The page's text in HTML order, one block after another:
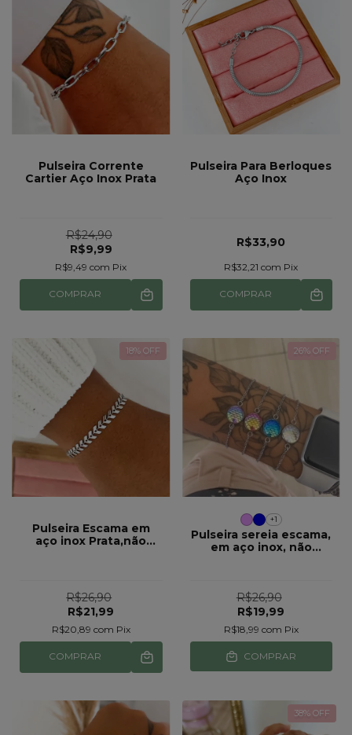
Pulseira Corrente
Cartier Aço Inox Prata
R$24,90
R$9,99
R$9,49com Pix
COMPRAR
Pulseira Para Berloques
Aço Inox
R$33,90
R$32,21com Pix
COMPRAR
18% OFF
Pulseira Escama em
aço inox Prata,não
R$26,90
R$21,99
R$20,89 com Pix
COMPRAR
26% OFF
+1
Pulseira sereia escama,
em aço inox, não
R$26,90
R$19,99
R$18,99 com Pix
COMPRAR
38% OFF